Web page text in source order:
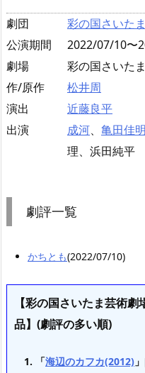
劇団
彩の国さいた
公演期間
2022/07/10〜
劇場
彩の国さいた
作/原作
松井周
演出
近藤良平
出演
成河、 亀田佳明
理、浜田純平
劇評一覧
かちとも(2022/07/10)
【彩の国さいたま芸術劇
品】(劇評の多い順)
「海辺のカフカ(2012)